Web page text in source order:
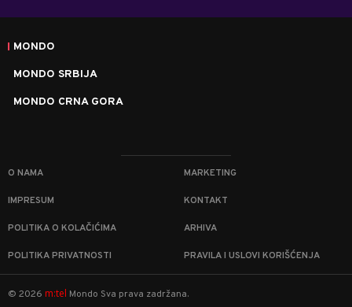
MONDO
MONDO SRBIJA
MONDO CRNA GORA
O NAMA MARKETING
IMPRESUM KONTAKT
POLITIKA O KOLAČIĆIMA ARHIVA
POLITIKA PRIVATNOSTI PRAVILA I USLOVI KORIŠĆENJA
© 2026 m:tel Mondo Sva prava zadržana.